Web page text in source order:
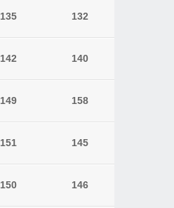
135 132
142 140
149 158
151 145
150 146